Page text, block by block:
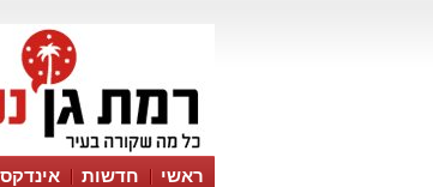
ראשי חדשות אינדקס